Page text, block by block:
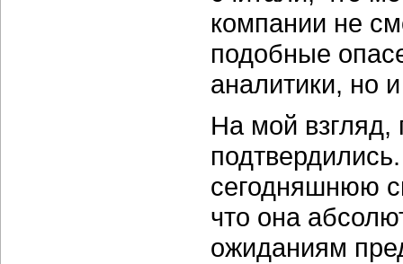
компании не
подобные
аналитики, но
На мой
сегодняшнюю
что она
ожиданиям